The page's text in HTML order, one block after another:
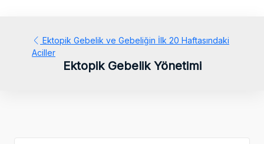
Ektopik Gebelik ve Gebeliğin İlk 20 Haftasındaki
Aciller
Ektopik Gebelik Yönetimi